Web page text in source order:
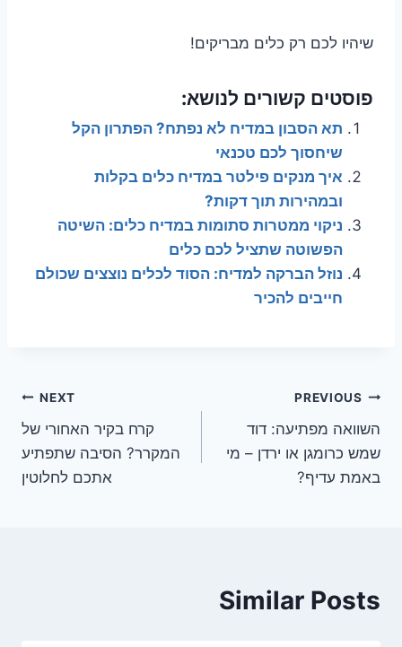
שיהיו לכם רק כלים מבריקים!
פוסטים קשורים לנושא:
תא הסבון במדיח לא נפתח? הפתרון הקל
שיחסוך לכם טכנאי
איך מנקים פילטר במדיח כלים בקלות
ובמהירות תוך דקות?
ניקוי ממטרות סתומות במדיח כלים: השיטה
הפשוטה שתציל לכם כלים
נוזל הברקה למדיח: הסוד לכלים נוצצים שכולם
חייבים להכיר
ניווט
PREVIOUS
השוואה מפתיעה: דוד
שמש כרומגן או ירדן – מי
באמת עדיף?
NEXT
קרח בקיר האחורי של
המקרר? הסיבה שתפתיע
אתכם לחלוטין
Similar Posts